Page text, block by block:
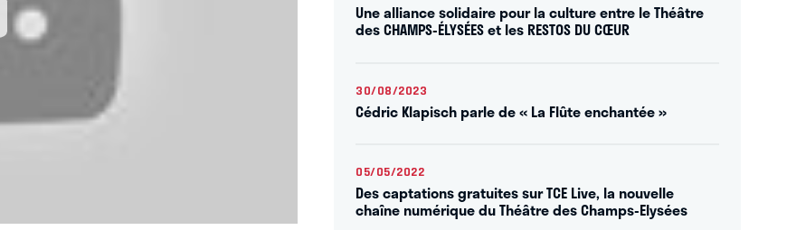
Une alliance solidaire pour la culture entre le Théâtre
des CHAMPS-ÉLYSÉES et les RESTOS DU CŒUR
30/08/2023
Cédric Klapisch parle de « La Flûte enchantée »
05/05/2022
Des captations gratuites sur TCE Live, la nouvelle
chaîne numérique du Théâtre des Champs-Elysées